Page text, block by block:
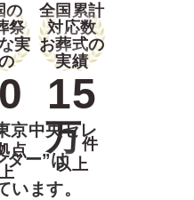
の
祭
実
点
全国累計
対応数
お葬式の
実績
15
万件
以上
京中央セレ
ター”は
います。